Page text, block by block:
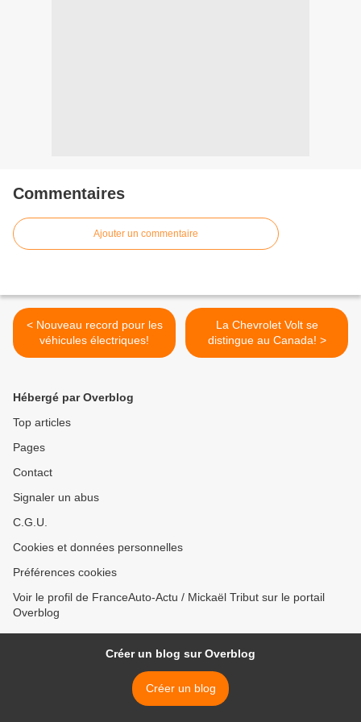
Commentaires
Ajouter un commentaire
< Nouveau record pour les
véhicules électriques!
La Chevrolet Volt se
distingue au Canada! >
Hébergé par Overblog
Top articles
Pages
Contact
Signaler un abus
C.G.U.
Cookies et données personnelles
Préférences cookies
Voir le profil de FranceAuto-Actu / Mickaël Tribut sur le portail
Overblog
Créer un blog sur Overblog
Créer un blog